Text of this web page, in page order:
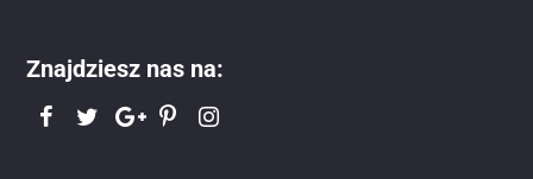
Znajdziesz nas na: